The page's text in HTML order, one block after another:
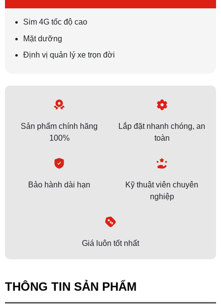
Sim 4G tốc độ cao
Mặt dưỡng
Định vị quản lý xe trọn đời
Sản phẩm chính hãng
100%
Lắp đặt nhanh chóng, an
toàn
Bảo hành dài hạn
Kỹ thuật viên chuyên
nghiệp
Giá luôn tốt nhất
THÔNG TIN SẢN PHẨM